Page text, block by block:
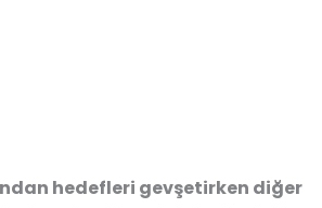
hedefleri gevşetirken diğer